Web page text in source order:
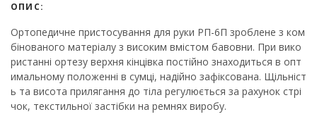
ОПИС:
Ортопедичне пристосування для руки РП-6П зроблене з ком
бінованого матеріалу з високим вмістом бавовни. При вико
ристанні ортезу верхня кінцівка постійно знаходиться в опт
имальному положенні в сумці, надійно зафіксована. Щільніст
ь та висота прилягання до тіла регулюється за рахунок стрі
чок, текстильної застібки на ремнях виробу.